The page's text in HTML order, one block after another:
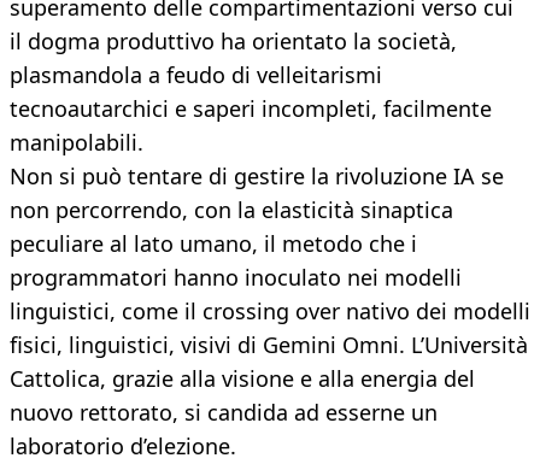
superamento delle compartimentazioni verso cui
il dogma produttivo ha orientato la società,
plasmandola a feudo di velleitarismi
tecnoautarchici e saperi incompleti, facilmente
manipolabili.
Non si può tentare di gestire la rivoluzione IA se
non percorrendo, con la elasticità sinaptica
peculiare al lato umano, il metodo che i
programmatori hanno inoculato nei modelli
linguistici, come il crossing over nativo dei modelli
fisici, linguistici, visivi di Gemini Omni. L’Università
Cattolica, grazie alla visione e alla energia del
nuovo rettorato, si candida ad esserne un
laboratorio d’elezione.